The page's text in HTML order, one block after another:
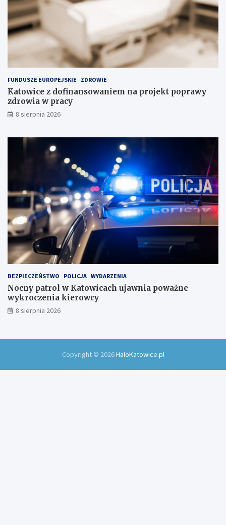
j
i
n
a
s
k
d
o
w
i
u
w
P
o
l
s
c
FUNDUSZE EUROPEJSKIE ZDROWIE
Katowice z dofinansowaniem na projekt poprawy
zdrowia w pracy
8 sierpnia 2026
BEZPIECZEŃSTWO POLICJA WYDARZENIA
Nocny patrol w Katowicach ujawnia poważne
wykroczenia kierowcy
8 sierpnia 2026
Copyright © 2026HaloKatowice.pl